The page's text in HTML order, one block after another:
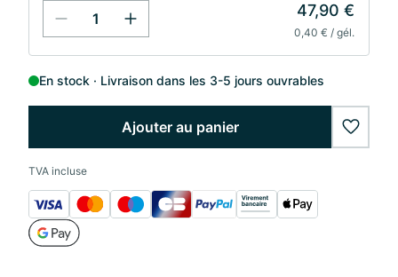
47,90 €
0,40 € / gél.
En stock Livraison dans les 3-5 jours ouvrables
Ajouter au panier
TVA incluse